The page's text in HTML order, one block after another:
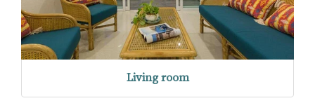
Living room